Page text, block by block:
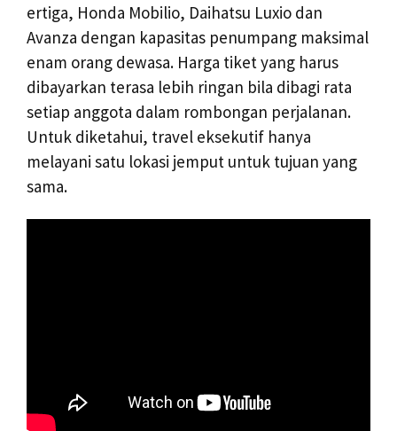
ertiga, Honda Mobilio, Daihatsu Luxio dan
Avanza dengan kapasitas penumpang maksimal
enam orang dewasa. Harga tiket yang harus
dibayarkan terasa lebih ringan bila dibagi rata
setiap anggota dalam rombongan perjalanan.
Untuk diketahui, travel eksekutif hanya
melayani satu lokasi jemput untuk tujuan yang
sama.